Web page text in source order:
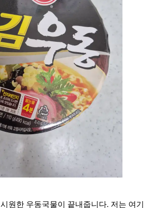
원한 우동국물이 끝내줍니다. 저는 여기